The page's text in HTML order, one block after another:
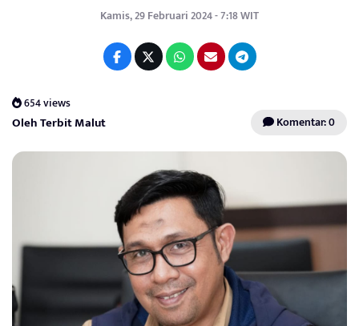
Kamis, 29 Februari 2024 - 7:18 WIT
654 views
Oleh Terbit Malut Komentar: 0